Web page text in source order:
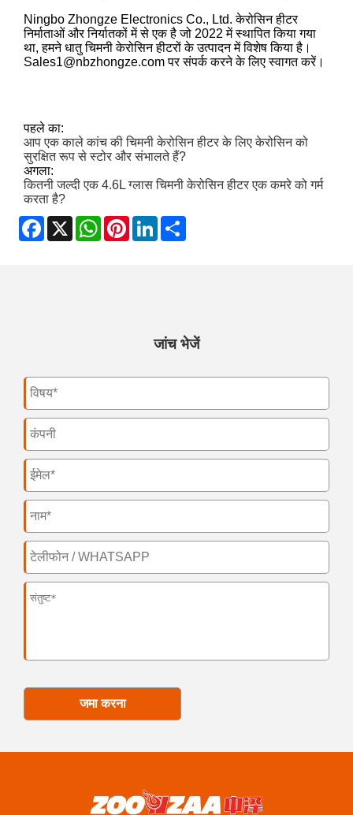
Ningbo Zhongze Electronics Co., Ltd. केरोसिन हीटर
निर्माताओं और निर्यातकों में से एक है जो 2022 में स्थापित किया गया
था, हमने धातु चिमनी केरोसिन हीटरों के उत्पादन में विशेष किया है।
Sales1@nbzhongze.com पर संपर्क करने के लिए स्वागत करें।
पहले का:
आप एक काले कांच की चिमनी केरोसिन हीटर के लिए केरोसिन को
सुरक्षित रूप से स्टोर और संभालते हैं?
अगला:
कितनी जल्दी एक 4.6L ग्लास चिमनी केरोसिन हीटर एक कमरे को गर्म
करता है?
Facebook
X WhatsApp
PinterestLinkedIn
जांच भेजें
जमा करना